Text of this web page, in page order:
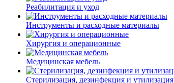
Реабилитация и уход
Инструменты и расходные материалы
Хирургия и операционные
Медицинская мебель
Стерилизация, дезинфекция и утилизация